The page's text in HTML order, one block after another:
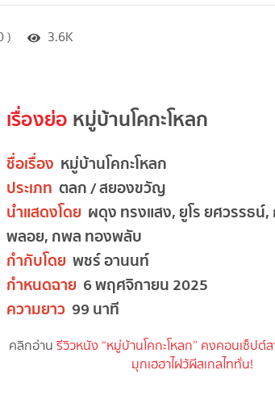
) 3.6K
เรื่องย่อ หมู่บ้านโคกะโหลก
ชื่อเรื่อง หมู่บ้านโคกะโหลก
ประเภท ตลก / สยองขวัญ
นำแสดงโดย ผดุง ทรงแสง, ยูโร ยศวรรธน์,
พลอย, กพล ทองพลับ
กำกับโดย พชร์ อานนท์
กำหนดฉาย 6 พฤศจิกายน 2025
ความยาว99 นาที
คลิกอ่านรีวิวหนัง “หมู่บ้านโคกะโหลก” คงคอนเซ็ปต์
มุกเฮฮาไฝว้ผีสเกลไททั่น!